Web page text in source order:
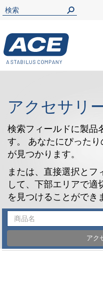
アクセサリ
検索フィールドに製品
す。 あなたにぴった
が見つかります。
または、直接選択とフ
して、下部エリアで適
を見つけることができ
アク